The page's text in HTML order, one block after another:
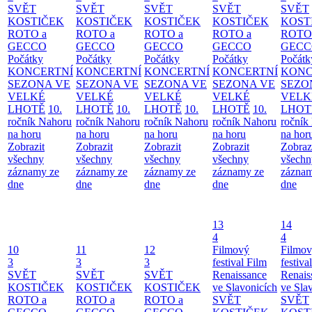
SVĚT
KOSTIČEK
ROTO a
GECCO
Počátky
KONCERTNÍ
SEZONA VE
VELKÉ
LHOTĚ 10.
ročník Nahoru
na horu
Zobrazit
všechny
záznamy ze
dne
SVĚT
KOSTIČEK
ROTO a
GECCO
Počátky
KONCERTNÍ
SEZONA VE
VELKÉ
LHOTĚ 10.
ročník Nahoru
na horu
Zobrazit
všechny
záznamy ze
dne
SVĚT
KOSTIČEK
ROTO a
GECCO
Počátky
KONCERTNÍ
SEZONA VE
VELKÉ
LHOTĚ 10.
ročník Nahoru
na horu
Zobrazit
všechny
záznamy ze
dne
SVĚT
KOSTIČEK
ROTO a
GECCO
Počátky
KONCERTNÍ
SEZONA VE
VELKÉ
LHOTĚ 10.
ročník Nahoru
na horu
Zobrazit
všechny
záznamy ze
dne
SVĚT
ročník
na
dne
10
3
SVĚT
KOSTIČEK
ROTO a
11
3
SVĚT
KOSTIČEK
ROTO a
12
3
SVĚT
KOSTIČEK
ROTO a
13
4
Filmový
festival Film
Renaissance
ve Slavonicích
SVĚT
14
4
ve
SVĚT